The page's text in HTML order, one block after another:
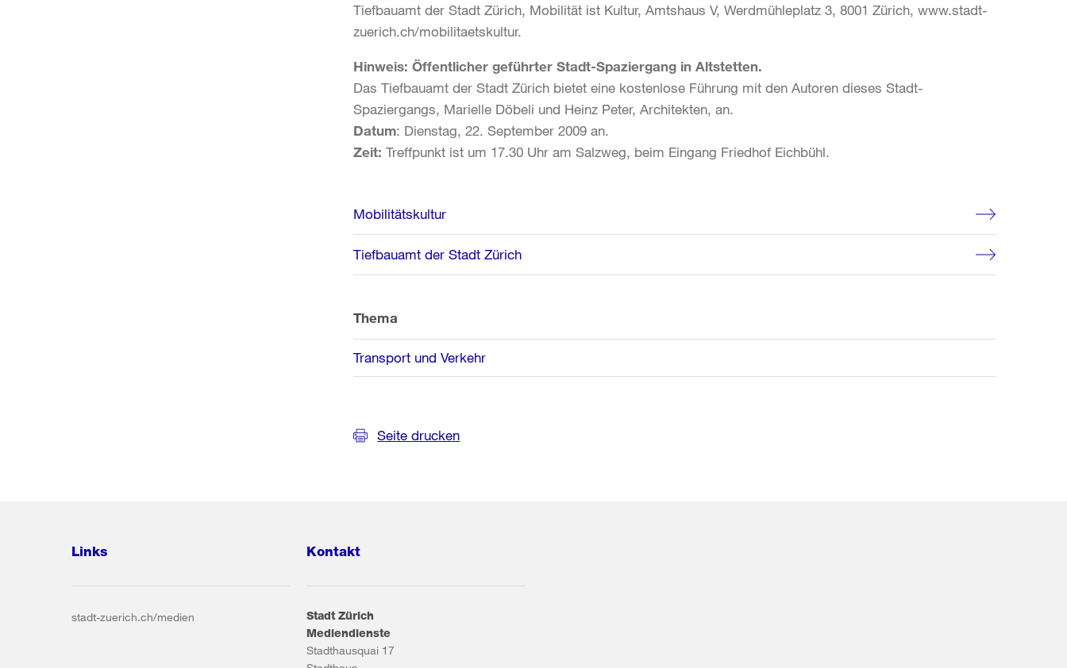
Tiefbauamt der Stadt Zürich, Mobilität ist Kultur, Amtshaus V, Werdmühleplatz 3, 8001 Zürich, www.stadt-
zuerich.ch/mobilitaetskultur.
Hinweis: Öffentlicher geführter Stadt-Spaziergang in Altstetten.
Das Tiefbauamt der Stadt Zürich bietet eine kostenlose Führung mit den Autoren dieses Stadt-
Spaziergangs, Marielle Döbeli und Heinz Peter, Architekten, an.
Datum: Dienstag, 22. September 2009 an.
Zeit: Treffpunkt ist um 17.30 Uhr am Salzweg, beim Eingang Friedhof Eichbühl.
Weitere
Informationen
Mobilitätskultur
Tiefbauamt der Stadt Zürich
Thema
Transport und Verkehr
Seite drucken
Links
stadt-zuerich.ch/medien
Kontakt
Stadt Zürich
Mediendienste
Stadthausquai 17